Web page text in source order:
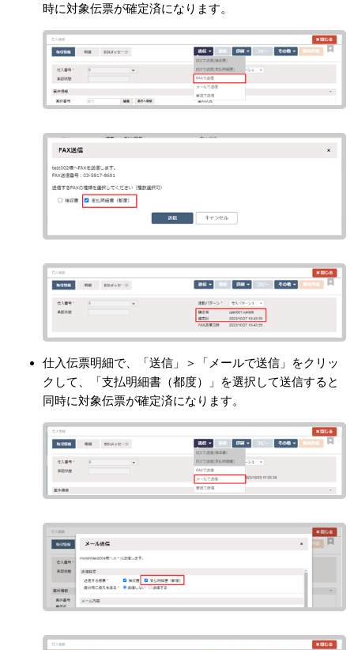
時に対象伝票が確定済になります。
仕入伝票明細で、「送信」＞「メールで送信」をクリッ
クして、「支払明細書（都度）」を選択して送信すると
同時に対象伝票が確定済になります。